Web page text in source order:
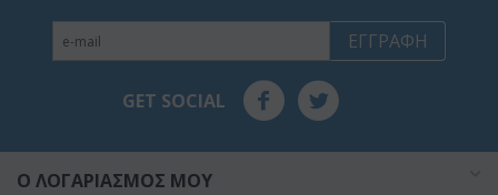
ΕΓΓΡΑΦΉ
GET SOCIAL
O ΛΟΓΑΡΙΑΣΜΌΣ ΜΟΥ